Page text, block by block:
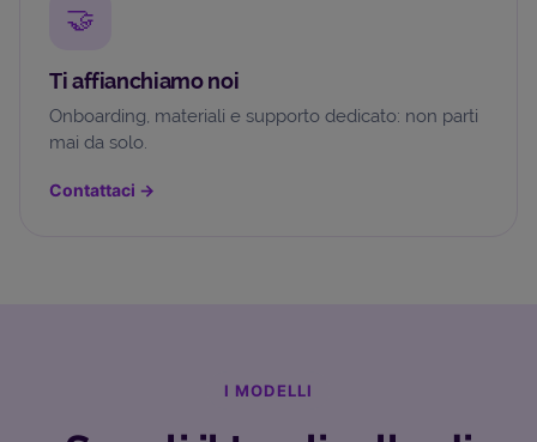
🤝
Ti affianchiamo noi
Onboarding, materiali e supporto dedicato: non parti
mai da solo.
Contattaci →
I MODELLI